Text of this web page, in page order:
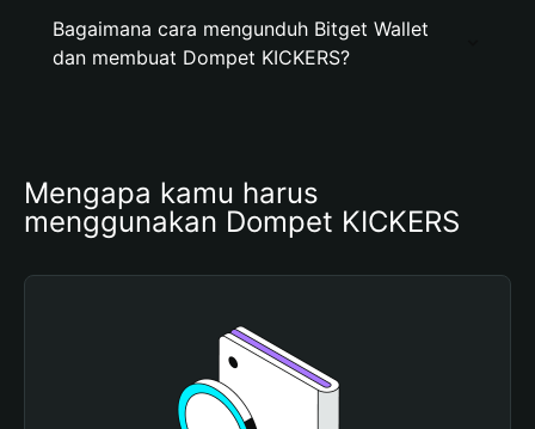
Bagaimana cara mengunduh Bitget Wallet
dan membuat Dompet KICKERS?
Mengapa kamu harus
menggunakan Dompet KICKERS